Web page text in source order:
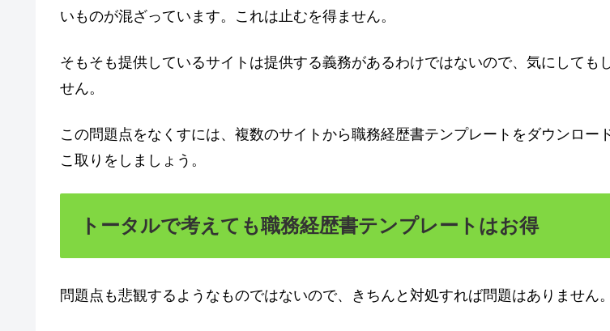
いものが混ざっています。これは止むを得ません。
そもそも提供しているサイトは提供する義務があるわけではないので、気にしても
せん。
この問題点をなくすには、複数のサイトから職務経歴書テンプレートをダウンロー
こ取りをしましょう。
トータルで考えても職務経歴書テンプレートはお得
問題点も悲観するようなものではないので、きちんと対処すれば問題はありません。